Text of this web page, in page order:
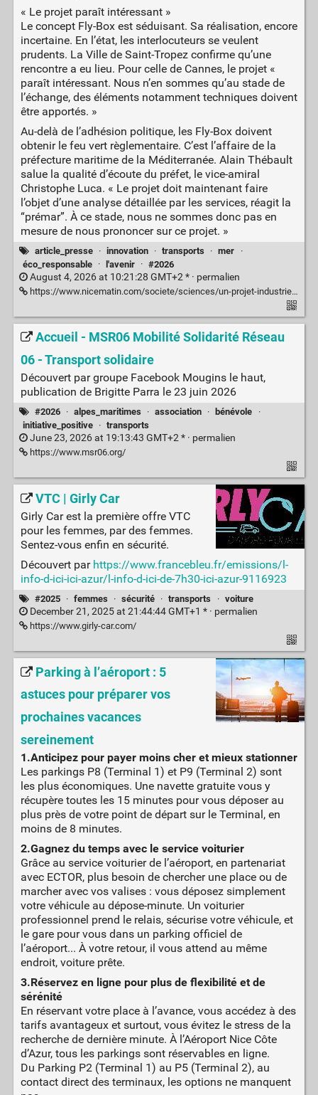
« Le projet paraît intéressant »
Le concept Fly-Box est séduisant. Sa réalisation, encore
incertaine. En l’état, les interlocuteurs se veulent
prudents. La Ville de Saint-Tropez confirme qu’une
rencontre a eu lieu. Pour celle de Cannes, le projet «
paraît intéressant. Nous n’en sommes qu’au stade de
l’échange, des éléments notamment techniques doivent
être apportés. »
Au-delà de l’adhésion politique, les Fly-Box doivent
obtenir le feu vert règlementaire. C’est l’affaire de la
préfecture maritime de la Méditerranée. Alain Thébault
salue la qualité d’écoute du préfet, le vice-amiral
Christophe Luca. « Le projet doit maintenant faire
l’objet d’une analyse détaillée par les services, réagit la
“prémar”. À ce stade, nous ne sommes donc pas en
mesure de nous prononcer sur ce projet. »
article_presse · innovation · transports · mer
·
éco_responsable
· l'avenir · #2026
August 4, 2026 at 10:21:28 GMT+2 * · permalien
https://www.nicematin.com/societe/sciences/un-projet-industriel-pharaonique-apres-l-hydroptere-cet-inventeur-navigateur-veut-faire-voler-les-marchandises-au-large-de-la-cote-d-azur-10689500
Accueil - MSR06 Mobilité Solidarité Réseau
06 - Transport solidaire
Découvert par groupe Facebook Mougins le haut,
publication de Brigitte Parra le 23 juin 2026
#2026 · alpes_maritimes · association · bénévole
·
initiative_positive
· transports
June 23, 2026 at 19:13:43 GMT+2 * · permalien
https://www.msr06.org/
VTC | Girly Car
Girly Car est la première offre VTC
pour les femmes, par des femmes.
Sentez-vous enfin en sécurité.
Découvert par https://www.francebleu.fr/emissions/l-
info-d-ici-ici-azur/l-info-d-ici-de-7h30-ici-azur-9116923
#2025 · femmes · sécurité · transports · voiture
December 21, 2025 at 21:44:44 GMT+1 * · permalien
https://www.girly-car.com/
Parking à l’aéroport : 5
astuces pour préparer vos
prochaines vacances
sereinement
1.Anticipez pour payer moins cher et mieux stationner
Les parkings P8 (Terminal 1) et P9 (Terminal 2) sont
les plus économiques. Une navette gratuite vous y
récupère toutes les 15 minutes pour vous déposer au
plus près de votre point de départ sur le Terminal, en
moins de 8 minutes.
2.Gagnez du temps avec le service voiturier
Grâce au service voiturier de l’aéroport, en partenariat
avec ECTOR, plus besoin de chercher une place ou de
marcher avec vos valises : vous déposez simplement
votre véhicule au dépose-minute. Un voiturier
professionnel prend le relais, sécurise votre véhicule, et
le gare pour vous dans un parking officiel de
l’aéroport... À votre retour, il vous attend au même
endroit, voiture prête.
3.Réservez en ligne pour plus de flexibilité et de
sérénité
En réservant votre place à l’avance, vous accédez à des
tarifs avantageux et surtout, vous évitez le stress de la
recherche de dernière minute. À l’Aéroport Nice Côte
d’Azur, tous les parkings sont réservables en ligne.
Du Parking P2 (Terminal 1) au P5 (Terminal 2), au
contact direct des terminaux, les options ne manquent